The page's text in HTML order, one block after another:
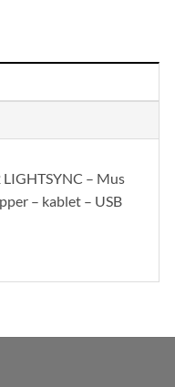
– Mus
– kablet – USB